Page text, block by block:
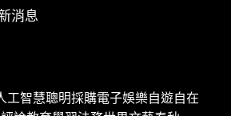
消息
工智慧聰明採購電子娛樂自遊自在